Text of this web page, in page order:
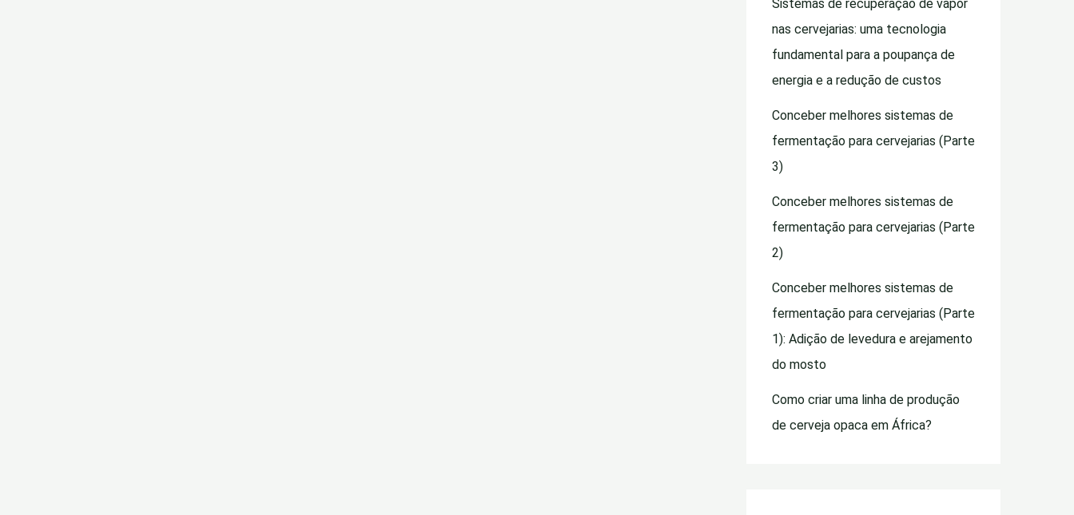
Sistemas de recuperação de vapor
nas cervejarias: uma tecnologia
fundamental para a poupança de
energia e a redução de custos
Conceber melhores sistemas de
fermentação para cervejarias (Parte
3)
Conceber melhores sistemas de
fermentação para cervejarias (Parte
2)
Conceber melhores sistemas de
fermentação para cervejarias (Parte
1): Adição de levedura e arejamento
do mosto
Como criar uma linha de produção
de cerveja opaca em África?